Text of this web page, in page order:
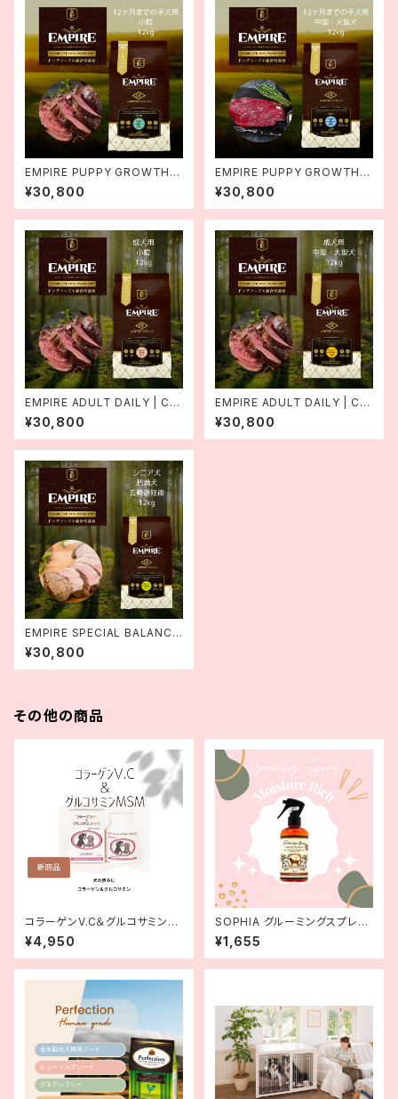
EMPIRE PUPPY GROWTH C
omplete Dog Dry Food | E
MPIRE DOGDRYパピーグロ
ース 小粒 12kg |エンパイア
¥30,800
EMPIRE PUPPY GROWTH C
omplete Dog Dry Food | E
MPIRE DOGDRYパピーグロ
ース 25+ 12kg |エンパイア
¥30,800
EMPIRE ADULT DAILY | Co
mplete Dog Dry Food | EM
PIRE DOGDRY アダルトデイリ
ー 小粒 12kg |エンパイア
¥30,800
EMPIRE ADULT DAILY | Co
mplete Dog Dry Food | EM
PIRE DOGDRY アダルトデイリ
ー25+ 12kg |エンパイア
¥30,800
EMPIRE SPECIAL BALANCE
D DIET | Complete Dog Dr
y Food | EMPIRE DOGDRY
スペシャルバランスドダイエット
¥30,800
その他の商品
コラーゲンV.C＆グルコサミンM
SM
¥4,950
SOPHIA グルーミングスプレー
MOISTURE RICH 250ml 【モ
イスチャーリッチ】
¥1,655